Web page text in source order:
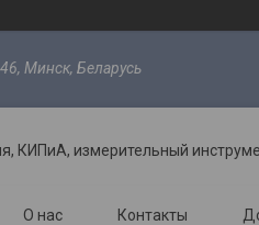
Минск, Беларусь
КИПиА, измерительный
О нас Контакты